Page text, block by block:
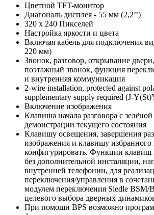
Цветной TFT-монитор
Диагональ дисплея - 55 мм (2,2’’)
320 x 240 Пикселей
Настройка яркости и цвета
Включая кабель для подключения
220 мм)
Звонок, разговор, открывание
поэтажный звонок, функция
и внутренняя коммуникация
2-wire installation, protected against
supplementary supply required (J-
Включение изображения
Клавиша начала разговора с
демонстрации текущего состояния
Клавишу освещения, завершения
изображения и клавишу
конфигурировать. Функции клавиш
без дополнительной инсталяции,
внутренней телефонии, для
переключения/управления в
модулем переключения Siedle BSM/
целевого выбора дверных
При помощи BPS возможно